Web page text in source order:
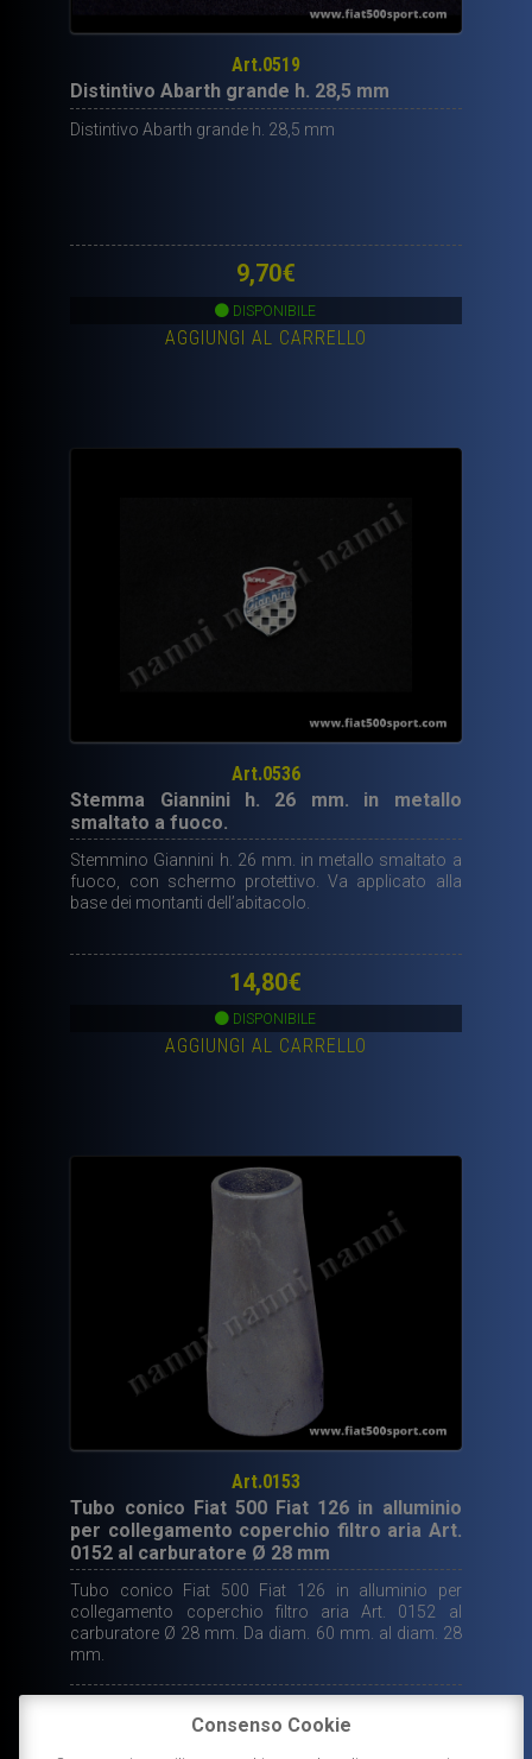
Art.0519
Distintivo Abarth grande h. 28,5 mm
Distintivo Abarth grande h. 28,5 mm
9,70€
DISPONIBILE
AGGIUNGI AL CARRELLO
Art.0536
Stemma Giannini h. 26 mm. in metallo
smaltato a fuoco.
Stemmino Giannini h. 26 mm. in metallo smaltato a
fuoco, con schermo protettivo. Va applicato alla
base dei montanti dell’abitacolo.
14,80€
DISPONIBILE
AGGIUNGI AL CARRELLO
Art.0153
Tubo conico Fiat 500 Fiat 126 in alluminio
per collegamento coperchio filtro aria Art.
0152 al carburatore Ø 28 mm
Tubo conico Fiat 500 Fiat 126 in alluminio per
collegamento coperchio filtro aria Art. 0152 al
carburatore Ø 28 mm. Da diam. 60 mm. al diam. 28
mm.
€
Consenso Cookie